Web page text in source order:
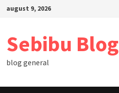
Skipaugust 9, 2026
Sebibu Blog
blog general